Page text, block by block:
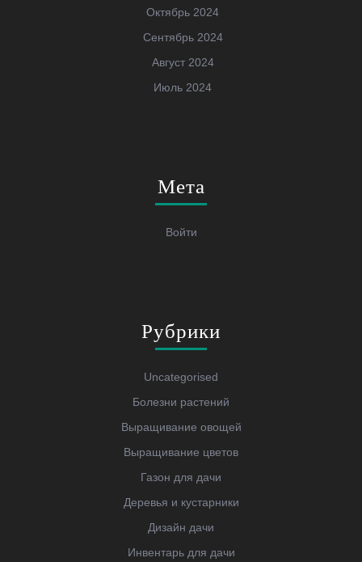
Октябрь 2024
Сентябрь 2024
Август 2024
Июль 2024
Мета
Войти
Рубрики
Uncategorised
Болезни растений
Выращивание овощей
Выращивание цветов
Газон для дачи
Деревья и кустарники
Дизайн дачи
Инвентарь для дачи